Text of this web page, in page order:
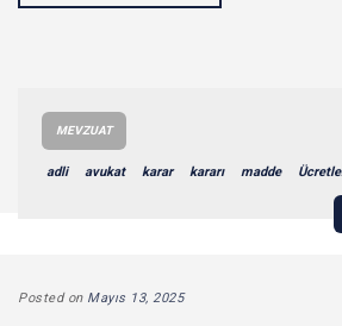
MEVZUAT
adli avukat karar kararı madde
Posted on Mayıs 13, 2025